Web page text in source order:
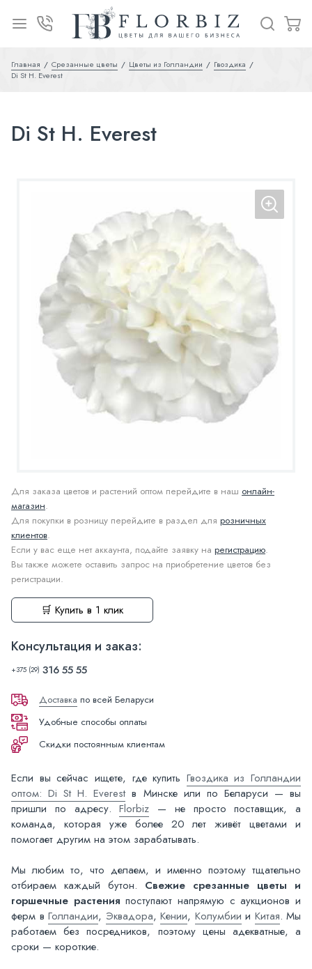
Главная Срезанные цветы Цветы из Голландии
Гвоздика
Di St H. Everest
Di St H. Everest
Для заказа цветов и растений оптом перейдите в наш онлайн-
магазин.
Для покупки в розницу перейдите в раздел для розничных
клиентов.
Если у вас еще нет аккаунта, подайте заявку на регистрацию.
Вы также можете оставить запрос на приобретение цветов без
регистрации.
🛒 Купить в 1 клик
Консультация и заказ:
+375 (29) 316 55 55
Доставка по всей Беларуси
Удобные способы оплаты
Скидки постоянным клиентам
Если вы сейчас ищете, где купить Гвоздика из Голландии
оптом: Di St H. Everest в Минске или по Беларуси — вы
пришли по адресу.Florbiz — не просто поставщик, а
команда, которая уже более 20 лет живёт цветами и
помогает другим на этом зарабатывать.
Мы любим то, что делаем, и именно поэтому тщательно
отбираем каждый бутон. Свежие срезанные цветы и
горшечные растения поступают напрямую с аукционов и
ферм в Голландии, Эквадора, Кении, Колумбии и Китая. Мы
работаем без посредников, поэтому цены адекватные, а
сроки — короткие.